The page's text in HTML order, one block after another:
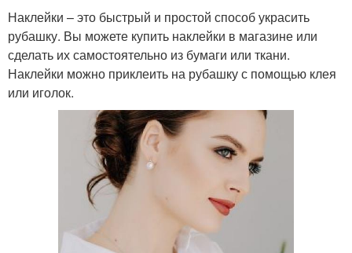
Наклейки – это быстрый и простой способ украсить
рубашку. Вы можете купить наклейки в магазине или
сделать их самостоятельно из бумаги или ткани.
Наклейки можно приклеить на рубашку с помощью клея
или иголок.